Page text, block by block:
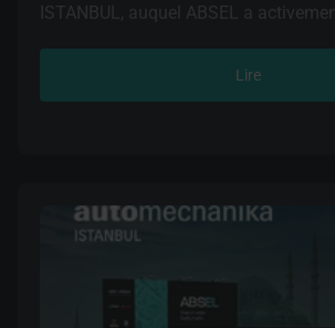
ISTANBUL, auquel ABSEL a
d'opportunités de partenariat
Lire